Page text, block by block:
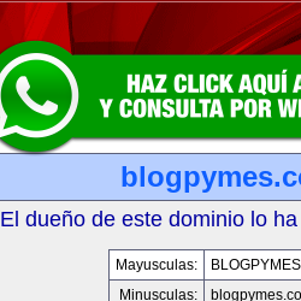
El dueño de este dominio lo
Mayusculas:
Minusculas: